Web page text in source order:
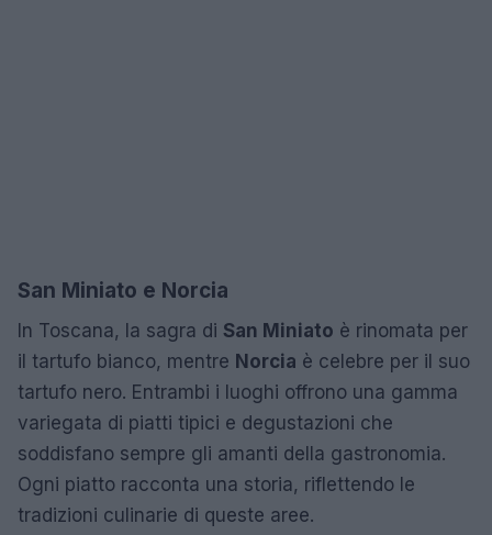
San Miniato e Norcia
In Toscana, la sagra di San Miniato è rinomata per
il tartufo bianco, mentre Norcia è celebre per il suo
tartufo nero. Entrambi i luoghi offrono una gamma
variegata di piatti tipici e degustazioni che
soddisfano sempre gli amanti della gastronomia.
Ogni piatto racconta una storia, riflettendo le
tradizioni culinarie di queste aree.